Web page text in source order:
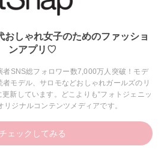
おしゃれ女子のためのファッショ
ンアプリ♡
者SNS総フォロワー数7,000万人突破！モデ
モデル、サロモなどおしゃれガールズのリ
新しています。どこよりも“フォトジェニッ
リジナルコンテンツメディアです。
チェックしてみる